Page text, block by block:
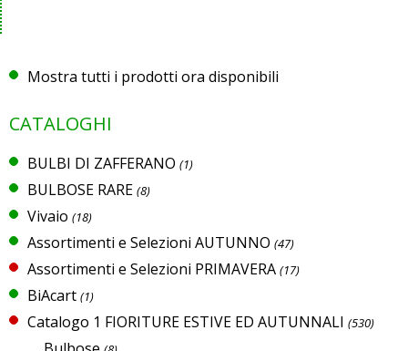
Mostra tutti i prodotti ora disponibili
CATALOGHI
BULBI DI ZAFFERANO (1)
BULBOSE RARE (8)
Vivaio (18)
Assortimenti e Selezioni AUTUNNO (47)
Assortimenti e Selezioni PRIMAVERA (17)
BiAcart (1)
Catalogo 1 FIORITURE ESTIVE ED AUTUNNALI (530)